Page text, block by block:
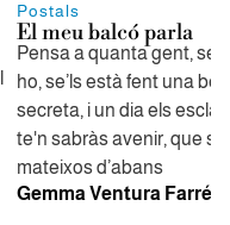
Postals
El meu balcó parla
Pensa a quanta gent,
ho, se’ls està fent una
secreta, i un dia els
te'n sabràs avenir, que
mateixos d’abans
Gemma Ventura Farré